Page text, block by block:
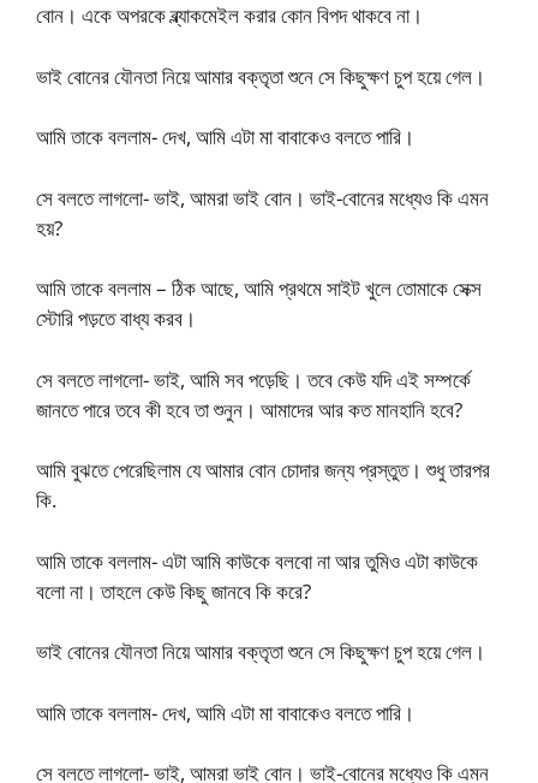
বোন। একে অপরকে ব্ল্যাকমেইল করার কোন বিপদ থাকবে না।
ভাই বোনের যৌনতা নিয়ে আমার বক্তৃতা শুনে সে কিছুক্ষণ চুপ হয়ে গেল।
আমি তাকে বললাম- দেখ, আমি এটা মা বাবাকেও বলতে পারি।
সে বলতে লাগলো- ভাই, আমরা ভাই বোন। ভাই-বোনের মধ্যেও কি এমন
হয়?
আমি তাকে বললাম – ঠিক আছে, আমি প্রথমে সাইট খুলে তোমাকে সেক্স
স্টোরি পড়তে বাধ্য করব।
সে বলতে লাগলো- ভাই, আমি সব পড়েছি। তবে কেউ যদি এই সম্পর্কে
জানতে পারে তবে কী হবে তা শুনুন। আমাদের আর কত মানহানি হবে?
আমি বুঝতে পেরেছিলাম যে আমার বোন চোদার জন্য প্রস্তুত। শুধু তারপর
কি.
আমি তাকে বললাম- এটা আমি কাউকে বলবো না আর তুমিও এটা কাউকে
বলো না। তাহলে কেউ কিছু জানবে কি করে?
ভাই বোনের যৌনতা নিয়ে আমার বক্তৃতা শুনে সে কিছুক্ষণ চুপ হয়ে গেল।
আমি তাকে বললাম- দেখ, আমি এটা মা বাবাকেও বলতে পারি।
সে বলতে লাগলো- ভাই, আমরা ভাই বোন। ভাই-বোনের মধ্যেও কি এমন